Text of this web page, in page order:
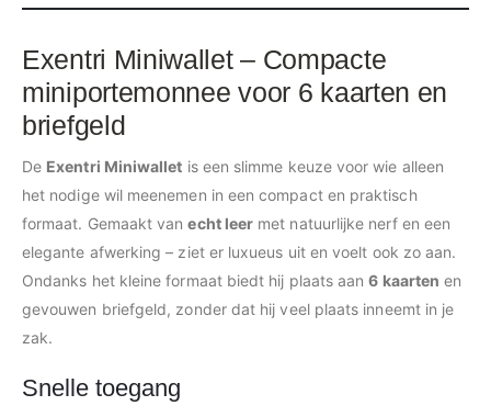
Exentri Miniwallet – Compacte
miniportemonnee voor 6 kaarten en
briefgeld
De Exentri Miniwallet is een slimme keuze voor wie alleen
het nodige wil meenemen in een compact en praktisch
formaat. Gemaakt vanecht leer met natuurlijke nerf en een
elegante afwerking – ziet er luxueus uit en voelt ook zo aan.
Ondanks het kleine formaat biedt hij plaats aan6 kaarten en
gevouwen briefgeld, zonder dat hij veel plaats inneemt in je
zak.
Snelle toegang